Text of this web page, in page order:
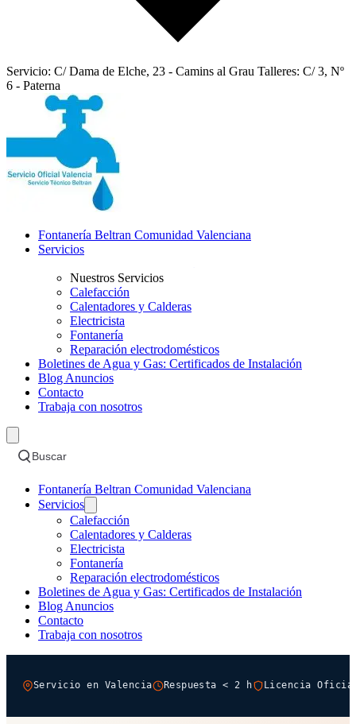
Servicio: C/ Dama de Elche, 23 - Camins al Grau Talleres: C/ 3, Nº
6 - Paterna
Fontanería Beltran Comunidad Valenciana
Servicios
Nuestros Servicios
Calefacción
Calentadores y Calderas
Electricista
Fontanería
Reparación electrodomésticos
Boletines de Agua y Gas: Certificados de Instalación
Blog Anuncios
Contacto
Trabaja con nosotros
Buscar
Fontanería Beltran Comunidad Valenciana
Servicios
Calefacción
Calentadores y Calderas
Electricista
Fontanería
Reparación electrodomésticos
Boletines de Agua y Gas: Certificados de Instalación
Blog Anuncios
Contacto
Trabaja con nosotros
Servicio en Valencia Respuesta < 2 h Licencia